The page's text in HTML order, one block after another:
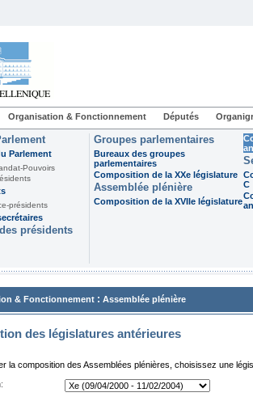
Organisation & Fonctionnement Députés
Parlement
Pouvoirs
présidents
présidents
Groupes parlementaires
Bureaux des groupes
parlementaires
Composition de la XXe législature
Assemblée plénière
Composition de la XVIIe législature
C
& Fonctionnement : Assemblée plénière
des législatures antérieures
la composition des Assemblées plénières, choisissez une